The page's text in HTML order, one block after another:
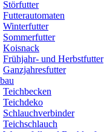
Störfutter
Futterautomaten
Winterfutter
Sommerfutter
Koisnack
Frühjahr- und Herbstfutter
Ganzjahresfutter
Teichbecken
Teichdeko
Schlauchverbinder
Teichschlauch